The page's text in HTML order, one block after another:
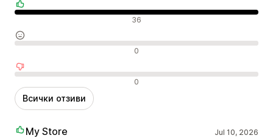
Положителни отзиви 36
Неутрални отзиви 0
Отрицателни отзиви 0
Всички отзиви
My Store Jul 10, 2026